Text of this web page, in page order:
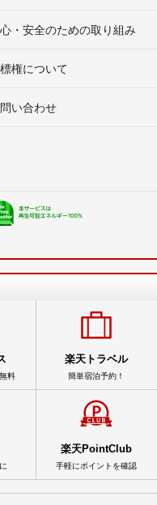
・安全のための取り組み
権について
い合わせ
料
楽天トラベル
簡単宿泊予約！
楽天PointClub
手軽にポイントを確認